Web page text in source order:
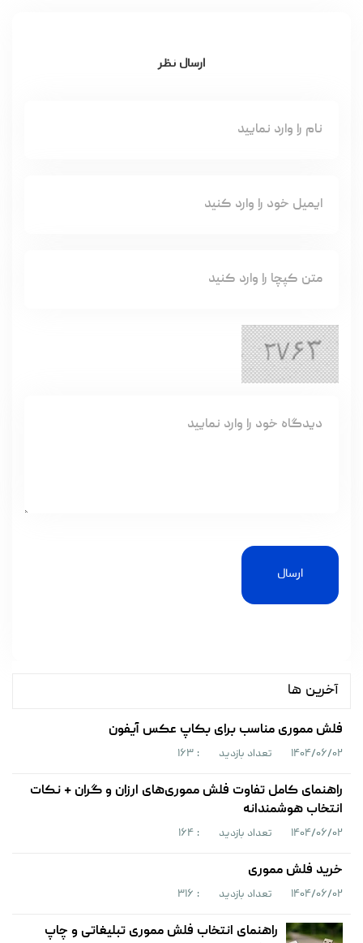
ارسال نظر
ارسال
آخرین ها
فلش مموری مناسب برای بکاپ عکس آیفون
۱۴۰۴/۰۶/۰۲ تعداد بازدید : ۱۶۳
راهنمای کامل تفاوت فلش مموری‌های ارزان و گران + نکات
انتخاب هوشمندانه
۱۴۰۴/۰۶/۰۲ تعداد بازدید : ۱۶۴
خرید فلش مموری
۱۴۰۴/۰۶/۰۲ تعداد بازدید : ۳۱۶
راهنمای انتخاب فلش مموری تبلیغاتی و چاپ